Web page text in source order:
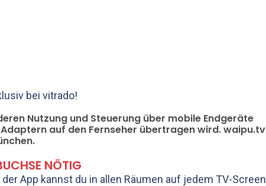
bei vitrado!
Nutzung und Steuerung über mobile Endgeräte
auf den Fernseher übertragen wird. waipu.tv
NÖTIG
App kannst du in allen Räumen auf jedem TV-Screen